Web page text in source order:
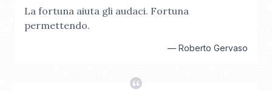
La fortuna aiuta gli audaci. Fortuna
permettendo.
— Roberto Gervaso